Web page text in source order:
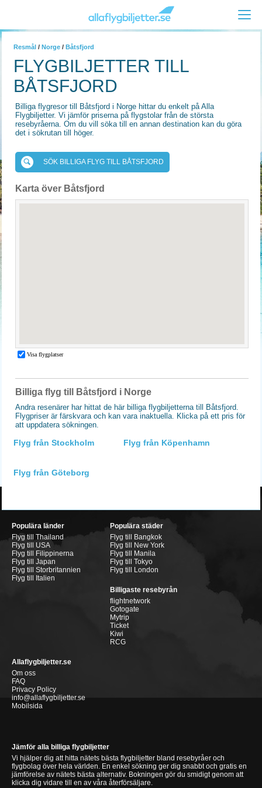
Resmål / Norge / Båtsfjord
FLYGBILJETTER TILL
BÅTSFJORD
Billiga flygresor till Båtsfjord i Norge hittar du enkelt på Alla
Flygbiljetter. Vi jämför priserna på flygstolar från de största
resebyråerna. Om du vill söka till en annan destination kan du göra
det i sökrutan till höger.
SÖK BILLIGA FLYG TILL BÅTSFJORD
Karta över Båtsfjord
Billiga flyg till Båtsfjord i Norge
Andra resenärer har hittat de här billiga flygbiljetterna till Båtsfjord.
Flygpriser är färskvara och kan vara inaktuella. Klicka på ett pris för
att uppdatera sökningen.
Flyg från Stockholm Flyg från Köpenhamn
Flyg från Göteborg
Populära länder
Flyg till Thailand
Flyg till USA
Flyg till Filippinerna
Flyg till Japan
Flyg till Storbritannien
Flyg till Italien
Populära städer
Flyg till Bangkok
Flyg till New York
Flyg till Manila
Flyg till Tokyo
Flyg till London
Billigaste resebyrån
flightnetwork
Gotogate
Mytrip
Ticket
Kiwi
RCG
Allaflygbiljetter.se
Om oss
FAQ
Privacy Policy
info@allaflygbiljetter.se
Mobilsida
Jämför alla billiga flygbiljetter
Vi hjälper dig att hitta nätets bästa flygbiljetter bland resebyråer och
flygbolag över hela världen. En enkel sökning ger dig snabbt och gratis en
jämförelse av nätets bästa alternativ. Bokningen gör du smidigt genom att
klicka dig vidare till en av våra återförsäljare.